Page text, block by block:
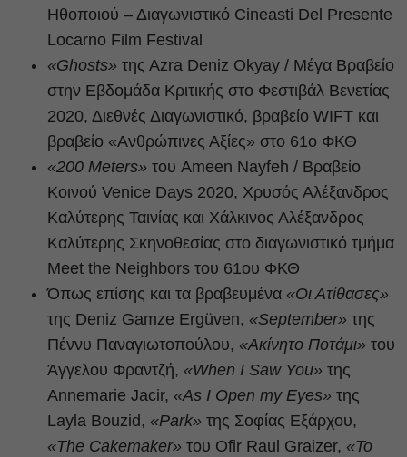
Ηθοποιού – Διαγωνιστικό Cineasti Del Presente
Locarno Film Festival
«Ghosts» της Αzra Deniz Okyay / Μέγα Βραβείο
στην Εβδομάδα Κριτικής στο Φεστιβάλ Βενετίας
2020, Διεθνές Διαγωνιστικό, βραβείο WIFT και
βραβείο «Ανθρώπινες Αξίες» στο 61ο ΦΚΘ
«200 Meters» του Ameen Nayfeh / Βραβείο
Κοινού Venice Days 2020, Χρυσός Αλέξανδρος
Καλύτερης Ταινίας και Χάλκινος Αλέξανδρος
Καλύτερης Σκηνοθεσίας στο διαγωνιστικό τμήμα
Meet the Neighbors του 61ου ΦΚΘ
Όπως επίσης και τα βραβευμένα «Οι Ατίθασες»
της Deniz Gamze Ergüven, «September» της
Πέννυ Παναγιωτοπούλου, «Ακίνητο Ποτάμι» του
Άγγελου Φραντζή, «When I Saw You» της
Annemarie Jacir, «As I Open my Eyes» της
Layla Bouzid, «Park» της Σοφίας Εξάρχου,
«The Cakemaker» του Ofir Raul Graizer, «Το